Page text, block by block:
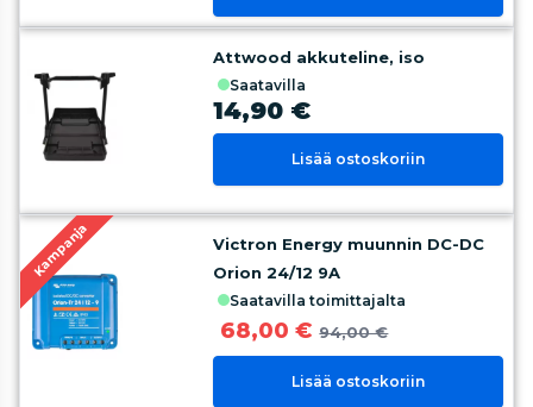
Attwood akkuteline, iso
saatavilla
14,90 €
Lisää ostoskoriin
Kampanja
Victron Energy muunnin DC-DC
Orion 24/12 9A
saatavilla toimittajalta
68,00 € 94,00 €
Lisää ostoskoriin